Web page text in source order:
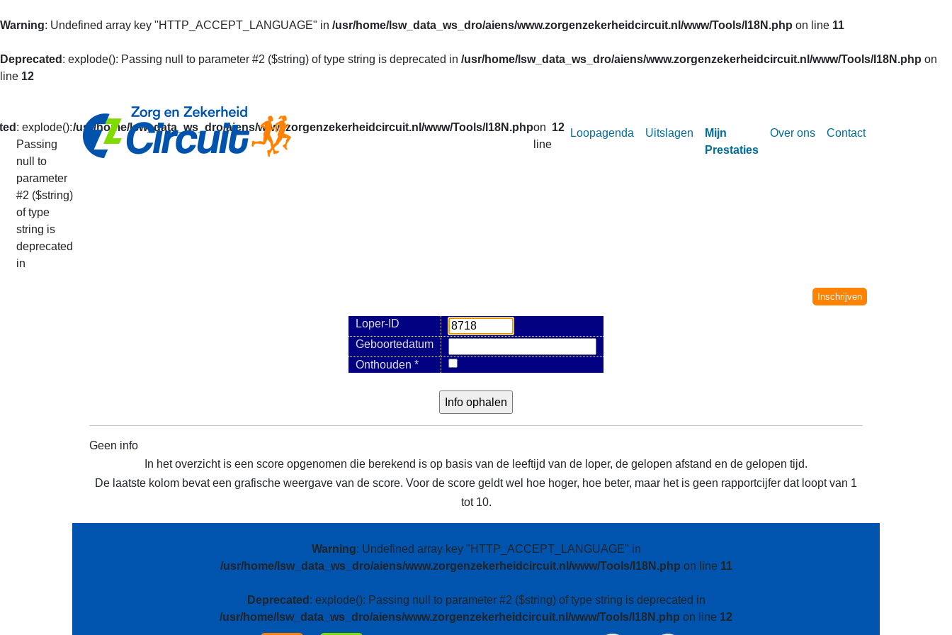
Warning: Undefined array key "HTTP_ACCEPT_LANGUAGE" in /usr/home/lsw_data_ws_dro/aiens/www.zorgenzekerheidcircuit.nl/www/Tools/I18N.php on line 11
Deprecated : explode(): Passing null to parameter #2 ($string) of type string is deprecated in /usr/home/lsw_data_ws_dro/aiens/www.zorgenzekerheidcircuit.nl/www/Tools/I18N.php on
line 12
: explode():
Passing
null to
parameter
#2 ($string)
of type
string is
deprecated
in
/usr/home/lsw_data_ws_dro/aiens/www.zorgenzekerheidcircuit.nl/www/Tools/I18N.phpon
line
12 Loopagenda Uitslagen
Mijn
Prestaties
Over ons Contact
Inschrijven
Loper-ID
Geboortedatum
Onthouden *
Geen info
In het overzicht is een score opgenomen die berekend is op basis van de leeftijd van de loper, de gelopen afstand en de gelopen tijd.
De laatste kolom bevat een grafische weergave van de score. Voor de score geldt wel hoe hoger, hoe beter, maar het is geen rapportcijfer dat loopt van 1
tot 10.
Warning: Undefined array key "HTTP_ACCEPT_LANGUAGE" in
/usr/home/lsw_data_ws_dro/aiens/www.zorgenzekerheidcircuit.nl/www/Tools/I18N.php on line 11
Deprecated : explode(): Passing null to parameter #2 ($string) of type string is deprecated in
/usr/home/lsw_data_ws_dro/aiens/www.zorgenzekerheidcircuit.nl/www/Tools/I18N.php on line 12